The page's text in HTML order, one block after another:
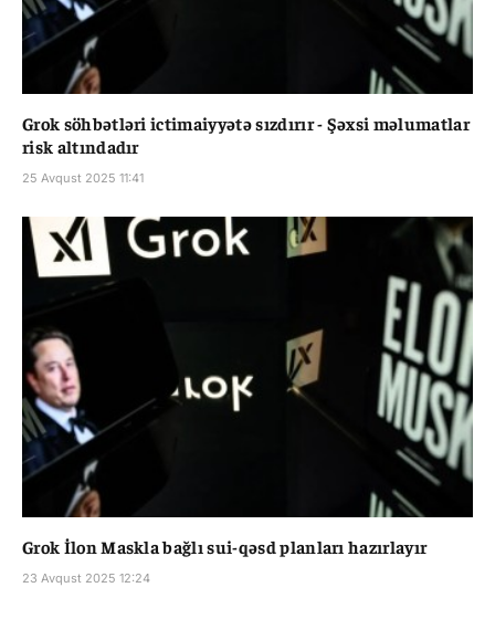
Grok söhbətləri ictimaiyyətə sızdırır - Şəxsi məlumatlar
risk altındadır
25 Avqust 2025 11:41
Grok İlon Maskla bağlı sui-qəsd planları hazırlayır
23 Avqust 2025 12:24